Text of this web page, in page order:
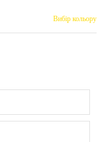
Вибір кольору